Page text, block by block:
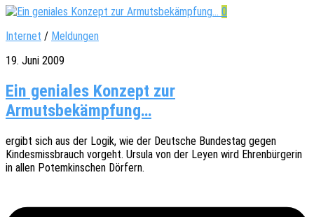
0
Internet / Meldungen
19. Juni 2009
Ein geniales Konzept zur
Armutsbekämpfung…
ergibt sich aus der Logik, wie der Deut­sche Bundes­tag gegen
Kindes­miss­brauch vorgeht. Ursula von der Leyen wird Ehren­bür­ge­rin
in allen Potem­kin­schen Dörfern.